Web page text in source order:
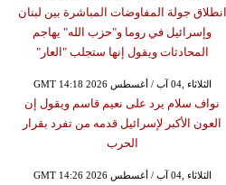
انطلاق جولة المفاوضات المباشرة بين لبنان
وإسرائيل في روما و"حزب الله" يهاجم
المحادثات ويقول إنها ستجلب "العار"
GMT 14:18 2026 الثلاثاء ,04 آب / أغسطس
نواف سلام يرد على نعيم قاسم ويقول إن
العون الأكبر لإسرائيل قدمه من تفرد بقرار
الحرب
GMT 14:26 2026 الثلاثاء ,04 آب / أغسطس